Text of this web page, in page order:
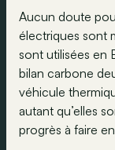
Aucun doute
électriques sont
sont utilisées en
bilan carbone
véhicule
autant qu’elles
progrès à faire